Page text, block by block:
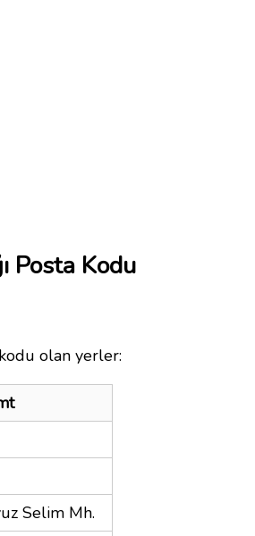
Posta Kodu
olan yerler:
Selim Mh.